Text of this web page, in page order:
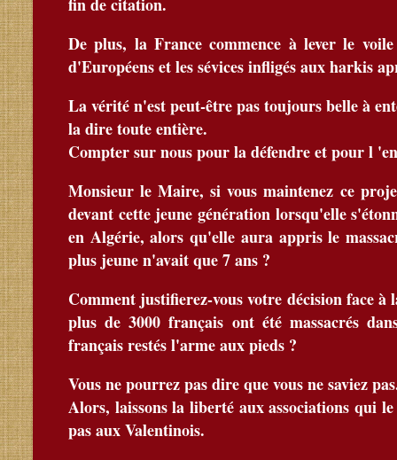
fin de citation.
De plus, la France commence à lever le
d'Européens et les sévices infligés aux harkis
La vérité n'est peut-être pas toujours belle à
la dire toute entière.
Compter sur nous pour la défendre et pour l
Monsieur le Maire, si vous maintenez ce
devant cette jeune génération lorsqu'elle
en Algérie, alors qu'elle aura appris le
plus jeune n'avait que 7 ans ?
Comment justifierez-vous votre décision face
plus de 3000 français ont été massacrés
français restés l'arme aux pieds ?
Vous ne pourrez pas dire que vous ne saviez
Alors, laissons la liberté aux associations qui
pas aux Valentinois.